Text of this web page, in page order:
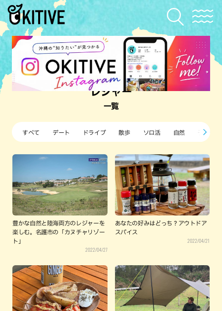
レジャー
一覧
すべて デート ドライブ 散歩 ソロ活 自然 子ども
豊かな自然と陸海両方のレジャーを
楽しむ。名護市の「カヌチャリゾー
ト」
2022/04/27
あなたの好みはどっち？アウトドア
スパイス
2022/04/21